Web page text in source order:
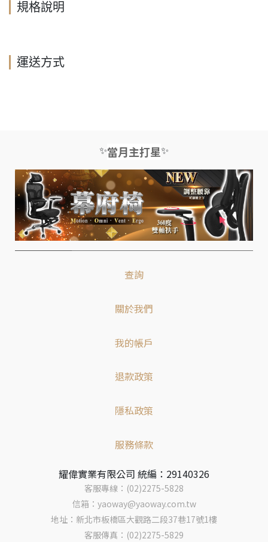
規格說明
運送方式
✨當月主打星✨
查詢
關於我們
我的帳戶
退款政策
隱私政策
服務條款
耀偉實業有限公司 統編：29140326
客服專線：(02)2275-5828
信箱：yaoway@yaoway.com.tw
地址：新北市板橋區大觀路二段37巷17號1樓
客服傳真：(02)2275-5829